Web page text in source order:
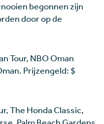
begonnen zijn
door op de
Tour, NBO Oman
Prijzengeld: $
The Honda Classic,